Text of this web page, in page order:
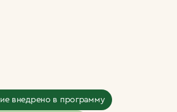
внедрено в программу